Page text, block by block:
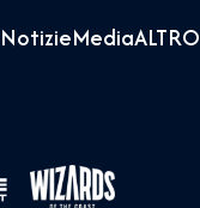
NotizieMediaALTRO